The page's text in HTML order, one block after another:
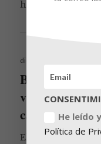
hacerse en una …
Publicado
diciembre 9, 2018
Brisket de
vide, el Santo
carnes made
El brisket es una
He leído
Política de